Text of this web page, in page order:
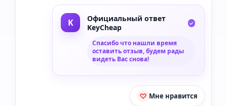
Официальный ответ
KeyCheap
Спасибо что нашли время
оставить отзыв, будем рады
видеть Вас снова!
Мне нравится